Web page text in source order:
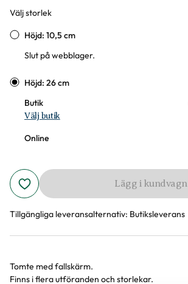
Välj storlek
Varianter
Höjd: 10,5 cm
Slut på webblager.
Höjd: 26 cm
Butik
Välj butik
Online
Lägg i kundvagn
Tillgängliga leveransalternativ: Butiksleverans
Produktinformation
Tomte med fallskärm.
Finns i flera utföranden och storlekar.